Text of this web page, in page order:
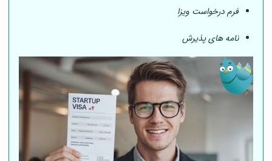
فرم درخواست ویزا
نامه های پذیرش